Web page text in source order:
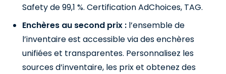
Safety de 99,1 %. Certification AdChoices, TAG.
Enchères au second prix : l’ensemble de
l’inventaire est accessible via des enchères
unifiées et transparentes. Personnalisez les
sources d’inventaire, les prix et obtenez des